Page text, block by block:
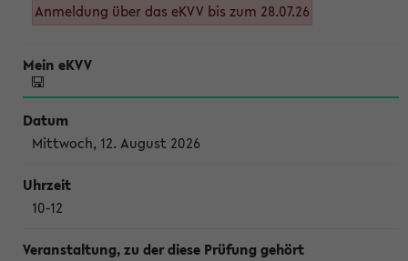
Anmeldung über das eKVV bis zum 28.07.26
Mittwoch, 12. August 2026
10-12